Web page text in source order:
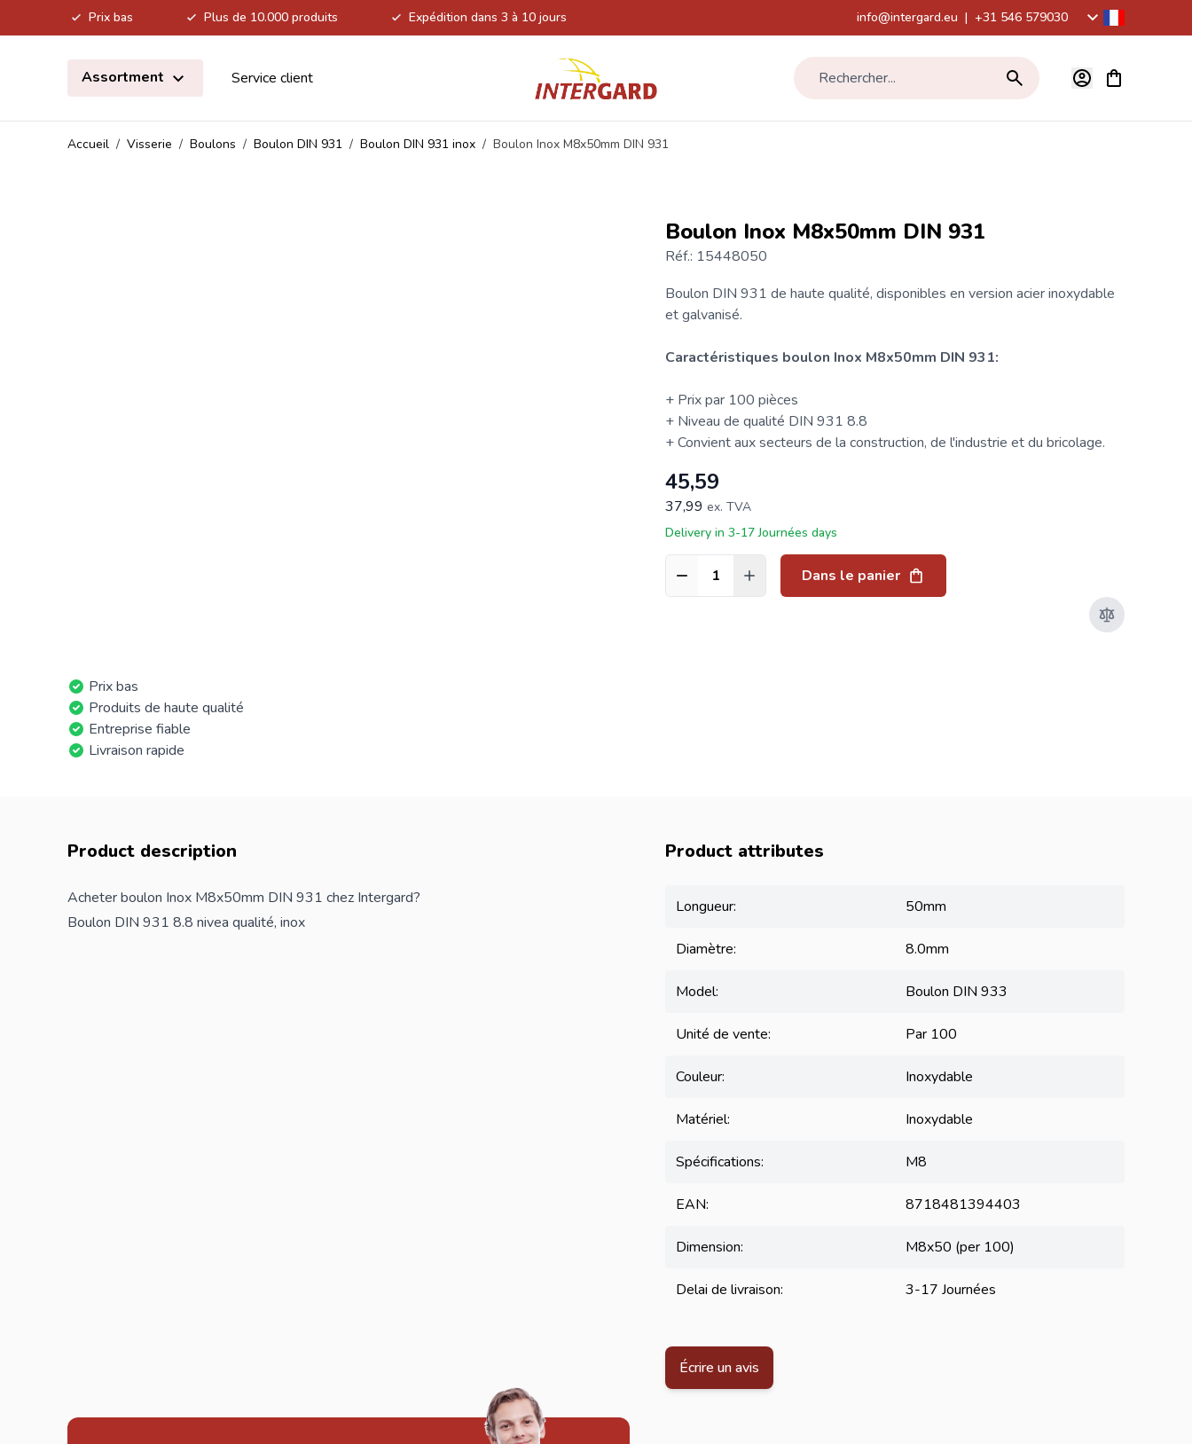
Prix bas Plus de 10.000 produits Expédition dans 3 à 10 jours info@intergard.eu | +31 546 579030
Assortment
Service client Rechercher... Voir le
Accueil / Visserie / Boulons / Boulon DIN 931 / Boulon DIN 931 inox / Boulon Inox M8x50mm DIN 931
Prix bas
Produits de haute qualité
Entreprise fiable
Livraison rapide
Boulon Inox M8x50mm DIN 931
Réf.: 15448050
Boulon DIN 931 de haute qualité, disponibles en version acier inoxydable
et galvanisé.
Caractéristiques boulon Inox M8x50mm DIN 931:
+ Prix par 100 pièces
+ Niveau de qualité DIN 931 8.8
+ Convient aux secteurs de la construction, de l'industrie et du bricolage.
45,59
37,99 ex. TVA
Delivery in 3-17 Journées days
Quantité Dans le panier
Product description
Acheter boulon Inox M8x50mm DIN 931 chez Intergard?
Boulon DIN 931 8.8 nivea qualité, inox
Product attributes
Longueur: 50mm
Diamètre: 8.0mm
Model: Boulon DIN 933
Unité de vente: Par 100
Couleur: Inoxydable
Matériel: Inoxydable
Spécifications: M8
EAN: 8718481394403
Dimension: M8x50 (per 100)
Delai de livraison: 3-17 Journées
Écrire un avis